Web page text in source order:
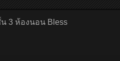
3 ห้องนอน Bless